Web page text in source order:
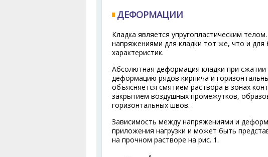
ДЕФОРМАЦИИ
Кладка является упругопластическим
напряжениями для кладки тот же, что и
характеристик.
Абсолютная деформация кладки при
деформацию рядов кирпича и
объясняется смятием раствора в зонах
закрытием воздушных промежутков,
горизонтальных швов.
Зависимость между напряжениями и
приложения нагрузки и может быть
на прочном растворе на рис. 1.